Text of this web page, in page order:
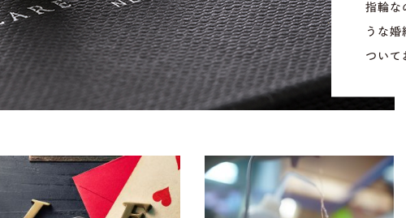
指輪な
うな
ついて